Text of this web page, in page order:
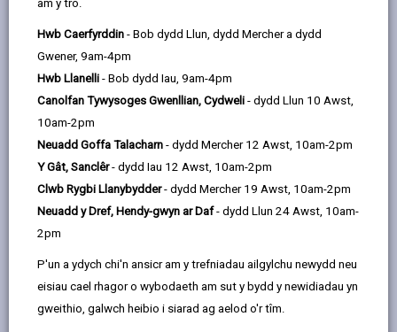
am y tro.
Hwb Caerfyrddin - Bob dydd Llun, dydd Mercher a dydd
Gwener, 9am-4pm
Hwb Llanelli - Bob dydd Iau, 9am-4pm
Canolfan Tywysoges Gwenllian, Cydweli - dydd Llun 10 Awst,
10am-2pm
Neuadd Goffa Talacharn - dydd Mercher 12 Awst, 10am-2pm
Y Gât, Sanclêr- dydd Iau 12 Awst, 10am-2pm
Clwb Rygbi Llanybydder- dydd Mercher 19 Awst, 10am-2pm
Neuadd y Dref, Hendy-gwyn ar Daf- dydd Llun 24 Awst, 10am-
2pm
P'un a ydych chi'n ansicr am y trefniadau ailgylchu newydd neu
eisiau cael rhagor o wybodaeth am sut y bydd y newidiadau yn
gweithio, galwch heibio i siarad ag aelod o'r tîm.
page
email
page
Facebook,
opens
a
new
tab
page
(Twitter),
in
new
tab
opens
a
tab
Dewiswch eich etholaeth i weler canlyniadau yr
etholiad seneddol a dogfennau perthnasol.
Caerfyrddin
Llanelli
Byddwn yn diweddaru'r dudalen hon trwy roi'r holl
ddogfennau a'r wybodaeth sy'n berthnasol.